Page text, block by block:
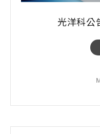
光洋科公